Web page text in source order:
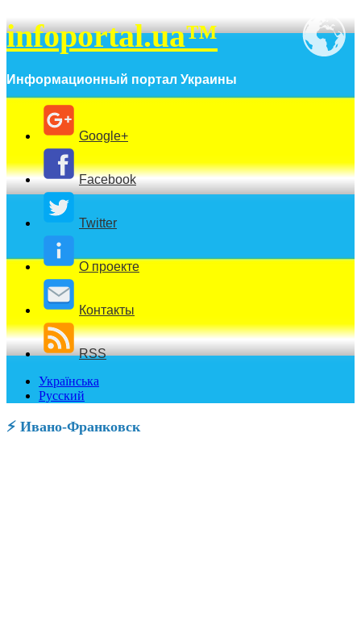
infoportal.ua™
Информационный портал Украины
Google+
Facebook
Twitter
О проекте
Контакты
RSS
Українська
Русский
⚡ Ивано-Франковск